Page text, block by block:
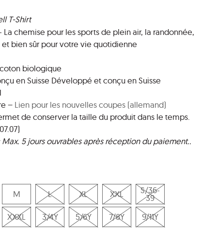
T-Shirt
La chemise pour les sports de plein air, la randonnée,
bien sûr pour votre vie quotidienne
biologique
en Suisse Développé et conçu en Suisse
– Lien pour les nouvelles coupes (allemand)
de conserver la taille du produit dans le temps.
5 jours ouvrables après réception du paiement..
M L XL XXL S/36-
39
XXXL
3/4Y 5/6Y 7/8Y 9/11Y